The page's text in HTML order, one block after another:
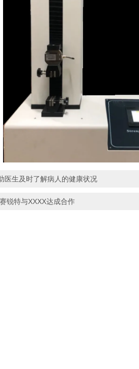
医生及时了解病人的健康状况
锐特与XXXX达成合作